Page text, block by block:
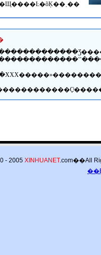
- 2005 XINHUANET.com��All